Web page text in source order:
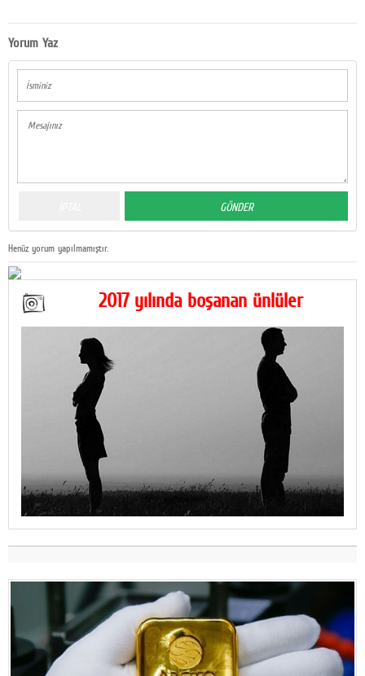
Yorum Yaz
Henüz yorum yapılmamıştır.
2017 yılında boşanan ünlüler